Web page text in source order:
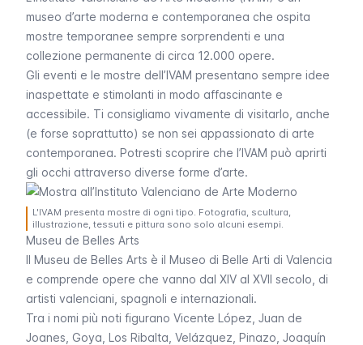
museo d’arte moderna e contemporanea che ospita
mostre temporanee sempre sorprendenti e una
collezione permanente di circa 12.000 opere.
Gli eventi e le mostre dell’IVAM presentano sempre idee
inaspettate e stimolanti in modo affascinante e
accessibile. Ti consigliamo vivamente di visitarlo, anche
(e forse soprattutto) se non sei appassionato di arte
contemporanea. Potresti scoprire che l’IVAM può aprirti
gli occhi attraverso diverse forme d’arte.
L'IVAM presenta mostre di ogni tipo. Fotografia, scultura,
illustrazione, tessuti e pittura sono solo alcuni esempi.
Museu de Belles Arts
Il Museu de Belles Arts è il Museo di Belle Arti di Valencia
e comprende opere che vanno dal XIV al XVII secolo, di
artisti valenciani, spagnoli e internazionali.
Tra i nomi più noti figurano Vicente López, Juan de
Joanes, Goya, Los Ribalta, Velázquez, Pinazo, Joaquín